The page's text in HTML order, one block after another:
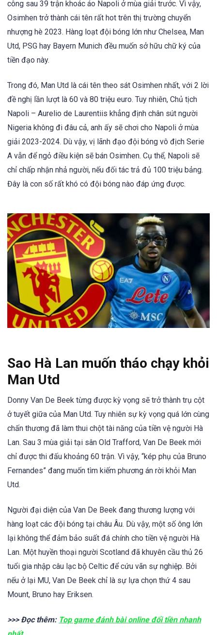
công sau 39 trận khoác áo Napoli ở mùa giải trước. Vì vậy,
Osimhen trở thành cái tên rất hot trên thị trường chuyển
nhượng hè 2023. Hàng loạt đội bóng lớn như Chelsea, Man
Utd, PSG hay Bayern Munich đều muốn sở hữu chữ ký của
tiền đạo này.
Trong đó, Man Utd là cái tên theo sát Osimhen nhất, với 2 lời
đề nghị lần lượt là 60 và 80 triệu euro. Tuy nhiên, Chủ tịch
Napoli – Aurelio de Laurentiis khẳng định chân sút người
Nigeria không đi đâu cả, anh ấy sẽ chơi cho Napoli ở mùa
giải 2023-2024. Dù vậy, vị lãnh đạo đội bóng vô địch Serie
A vẫn để ngỏ điều kiện sẽ bán Osimhen. Cụ thể, Napoli sẽ
chỉ chấp nhận nhả người, nếu đối tác trả đủ 100 triệu bảng.
Đây là con số rất khó có đội bóng nào đáp ứng được.
Sao Hà Lan muốn tháo chạy khỏi
Man Utd
Donny Van De Beek từng được kỳ vọng sẽ trở thành trụ cột
ở tuyết giữa của Man Utd. Tuy nhiên sự kỳ vọng quá lớn cùng
chấn thương đã làm thui chột tài năng của tiền vệ người Hà
Lan. Sau 3 mùa giải tại sân Old Trafford, Van De Beek mới
chỉ được thi đấu khoảng 60 trận. Vì vậy, “kép phụ của Bruno
Fernandes” đang muốn tìm kiếm phương án rời khỏi Man
Utd.
Người đại diện của Van De Beek đang thương lượng với
hàng loạt các đội bóng tại châu Âu. Dù vậy, một số ông lớn
lại không thể đảm bảo suất đá chính cho tiền vệ người Hà
Lan. Một huyền thoại người Scotland đã khuyên cầu thủ 26
tuổi gia nhập câu lạc bộ Celtic để cứu vãn sự nghiệp. Bởi
nếu ở lại MU, Van De Beek chỉ là sự lựa chọn thứ 4 sau
Mount, Bruno hay Eriksen.
>>> Đọc thêm: Top game đánh bài online đổi tiền nhanh